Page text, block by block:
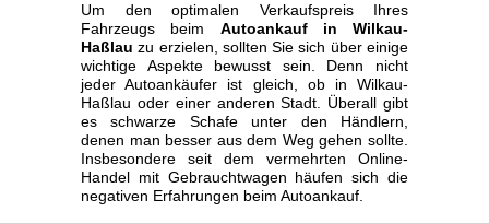
Um den optimalen Verkaufspreis Ihres
Fahrzeugs beim Autoankauf in Wilkau-
Haßlau zu erzielen, sollten Sie sich über einige
wichtige Aspekte bewusst sein. Denn nicht
jeder Autoankäufer ist gleich, ob in Wilkau-
Haßlau oder einer anderen Stadt. Überall gibt
es schwarze Schafe unter den Händlern,
denen man besser aus dem Weg gehen sollte.
Insbesondere seit dem vermehrten Online-
Handel mit Gebrauchtwagen häufen sich die
negativen Erfahrungen beim Autoankauf.